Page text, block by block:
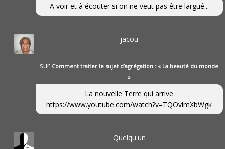
A voir et à écouter si on ne veut pas être largué...
jacou
sur Comment traiter le sujet d’agrégation : « La beauté du monde
»
La nouvelle Terre qui arrive
https://www.youtube.com/watch?v=TQOvlmXbWgk
Quelqu'un